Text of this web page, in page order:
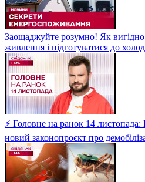
Заощаджуйте розумно! Як
живлення і підготуватися до
⚡ Головне на ранок 14
новий законопроєкт про